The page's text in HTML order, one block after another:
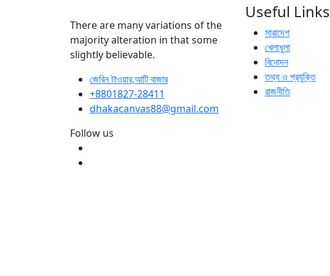
There are many variations of the
majority alteration in that some
slightly believable.
জেরিন টাওয়ার,আটি বাজার
+8801827-28411
dhakacanvas88@gmail.com
Follow us
Useful Links
সারাদেশ
খেলাধুলা
বিনোদন
তথ্য ও প্রযুক্তি
রাজনীতি